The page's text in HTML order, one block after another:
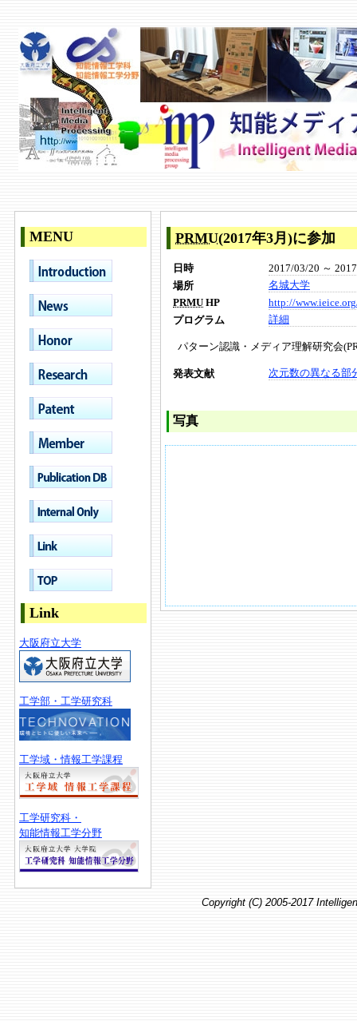
PRMU(2017年3月)に参加
日時
2017/03/20 ～
場所
名城大学
PRMU HP
http://
プログラム
詳細
パターン認識・メディア理解研究会
発表文献 次元数の異なる部
写真
MENU
Link
大阪府立大学
工学部・工学研究科
工学域・情報工学課程
工学研究科・
知能情報工学分野
Copyright (C) 2005-2017